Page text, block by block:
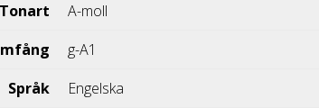
Tonart
A-moll
g-A1
Språk
Engelska